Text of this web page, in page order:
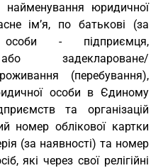
юридичної
ім’я, по батькові (за
особи - підприємця,
задеклароване/
(перебування),
особи в Єдиному
та організацій
номер облікової картки
(за наявності) та номер
які через свої релігійні